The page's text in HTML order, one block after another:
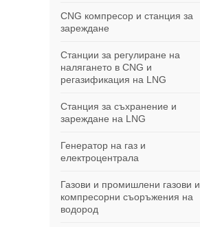
CNG компресор и станция за
зареждане
Станции за регулиране на
налягането в CNG и
регазификация на LNG
Станция за съхранение и
зареждане на LNG
Генератор на газ и
електроцентрала
Газови и промишлени газови и
компресорни съоръжения на
водород